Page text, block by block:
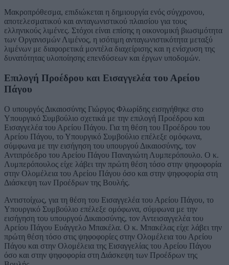
Μακροπρόθεσμα, επιδιώκεται η δημιουργία ενός σύγχρονου,
αποτελεσματικού και ανταγωνιστικού πλαισίου για τους
ελληνικούς λιμένες. Στόχοι είναι επίσης η οικονομική βιωσιμότητα
των Οργανισμών Λιμένος, η ισότιμη ανταγωνιστικότητα μεταξύ
λιμένων με διαφορετικά μοντέλα διαχείρισης και η ενίσχυση της
δυνατότητας υλοποίησης επενδύσεων και έργων υποδομών.
Επιλογή Προέδρου και Εισαγγελέα του Αρείου
Πάγου
Ο υπουργός Δικαιοσύνης Γιώργος Φλωρίδης εισηγήθηκε στο
Υπουργικό Συμβούλιο σχετικά με την επιλογή Προέδρου και
Εισαγγελέα του Αρείου Πάγου. Για τη θέση του Προέδρου του
Αρείου Πάγου, το Υπουργικό Συμβούλιο επέλεξε ομόφωνα,
σύμφωνα με την εισήγηση του υπουργού Δικαιοσύνης, τον
Αντιπρόεδρο του Αρείου Πάγου Παναγιώτη Λυμπερόπουλο. Ο κ.
Λυμπερόπουλος είχε λάβει την πρώτη θέση τόσο στην ψηφοφορία
στην Ολομέλεια του Αρείου Πάγου όσο και στην ψηφοφορία στη
Διάσκεψη των Προέδρων της Βουλής.
Αντιστοίχως, για τη θέση του Εισαγγελέα του Αρείου Πάγου, το
Υπουργικό Συμβούλιο επέλεξε ομόφωνα, σύμφωνα με την
εισήγηση του υπουργού Δικαιοσύνης, τον Αντεισαγγελέα του
Αρείου Πάγου Ευάγγελο Μπακέλα. Ο κ. Μπακέλας είχε λάβει την
πρώτη θέση τόσο στις ψηφοφορίες στην Ολομέλεια του Αρείου
Πάγου και στην Ολομέλεια της Εισαγγελίας του Αρείου Πάγου
όσο και στην ψηφοφορία στη Διάσκεψη των Προέδρων της